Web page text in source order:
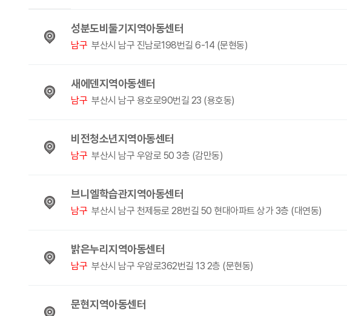
성분도비둘기지역아동센터
남구 부산시 남구 진남로198번길 6-14 (문현동)
새에덴지역아동센터
남구 부산시 남구 용호로90번길 23 (용호동)
비전청소년지역아동센터
남구 부산시 남구 우암로 50 3층 (감만동)
브니엘학습관지역아동센터
남구 부산시 남구 천제등로 28번길 50 현대아파트 상가 3층 (대연동)
밝은누리지역아동센터
남구 부산시 남구 우암로362번길 13 2층 (문현동)
문현지역아동센터